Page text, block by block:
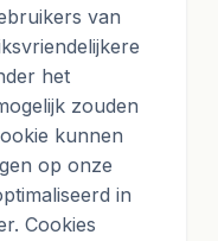
van
het
zouden
kunnen
op onze
in
Cookies